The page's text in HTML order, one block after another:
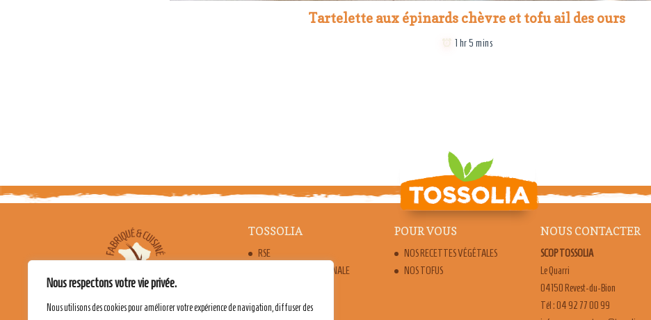
Nous respectons votre vie privée.
Nous utilisons des cookies pour améliorer votre expérience de navigation, diffuser des
Tartelette aux épinards chèvre et tofu ail des ours
1 hr 5 mins
TOSSOLIA
RSE
FABRICATION ARTISANALE
POUR VOUS
NOS RECETTES VÉGÉTALES
NOS TOFUS
NOUS CONTACTER
SCOP TOSSOLIA
Le Quarri
04150 Revest-du-Bion
Tél : 04 92 77 00 99